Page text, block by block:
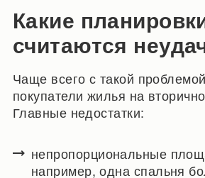
Какие
считаются
Чаще всего с такой
покупатели жилья на
Главные недостатки:
непропорциональные
например, одна спальня